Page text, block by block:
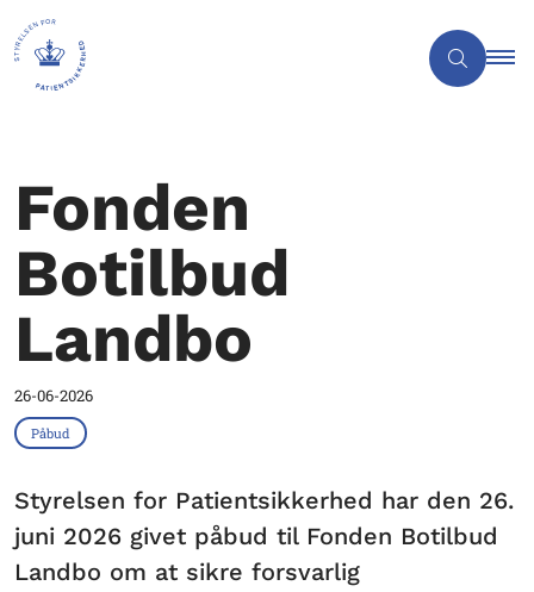
Fonden
Botilbud
Landbo
26-06-2026
Påbud
Styrelsen for Patientsikkerhed har den 26.
juni 2026 givet påbud til Fonden Botilbud
Landbo om at sikre forsvarlig